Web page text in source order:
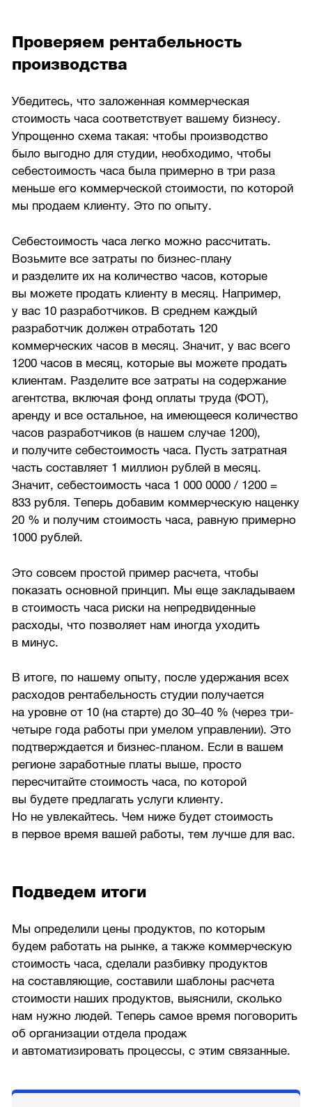
Проверяем рентабельность
производства
Убедитесь, что заложенная коммерческая
стоимость часа соответствует вашему бизнесу.
Упрощенно схема такая: чтобы производство
было выгодно для студии, необходимо, чтобы
себестоимость часа была примерно в три раза
меньше его коммерческой стоимости, по которой
мы продаем клиенту. Это по опыту.
Себестоимость часа легко можно рассчитать.
Возьмите все затраты по бизнес-плану
и разделите их на количество часов, которые
вы можете продать клиенту в месяц. Например,
у вас 10 разработчиков. В среднем каждый
разработчик должен отработать 120
коммерческих часов в месяц. Значит, у вас всего
1200 часов в месяц, которые вы можете продать
клиентам. Разделите все затраты на содержание
агентства, включая фонд оплаты труда (ФОТ),
аренду и все остальное, на имеющееся количество
часов разработчиков (в нашем случае 1200),
и получите себестоимость часа. Пусть затратная
часть составляет 1 миллион рублей в месяц.
Значит, себестоимость часа 1 000 0000 / 1200 =
833 рубля. Теперь добавим коммерческую наценку
20 % и получим стоимость часа, равную примерно
1000 рублей.
Это совсем простой пример расчета, чтобы
показать основной принцип. Мы еще закладываем
в стоимость часа риски на непредвиденные
расходы, что позволяет нам иногда уходить
в минус.
В итоге, по нашему опыту, после удержания всех
расходов рентабельность студии получается
на уровне от 10 (на старте) до30–40 % (через три-
четыре года работы при умелом управлении). Это
подтверждается и бизнес-планом. Если в вашем
регионе заработные платы выше, просто
пересчитайте стоимость часа, по которой
вы будете предлагать услуги клиенту.
Но не увлекайтесь. Чем ниже будет стоимость
в первое время вашей работы, тем лучше для вас.
Подведем итоги
Мы определили цены продуктов, по которым
будем работать на рынке, а также коммерческую
стоимость часа, сделали разбивку продуктов
на составляющие, составили шаблоны расчета
стоимости наших продуктов, выяснили, сколько
нам нужно людей. Теперь самое время поговорить
об организации отдела продаж
и автоматизировать процессы, с этим связанные.